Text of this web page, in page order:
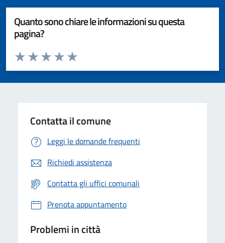
Quanto sono chiare le informazioni su questa
pagina?
Valuta da 1 a 5 stelle la pagina
Valuta 5 stelle su 5
Valuta 4 stelle su 5
Valuta 3 stelle su 5
Valuta 2 stelle su 5
Valuta 1 stelle su 5
Contatta il comune
Leggi le domande frequenti
Richiedi assistenza
Contatta gli uffici comunali
Prenota appuntamento
Problemi in città